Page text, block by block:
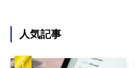
人気記事